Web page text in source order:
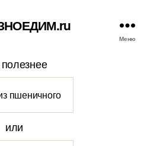
Меню
или